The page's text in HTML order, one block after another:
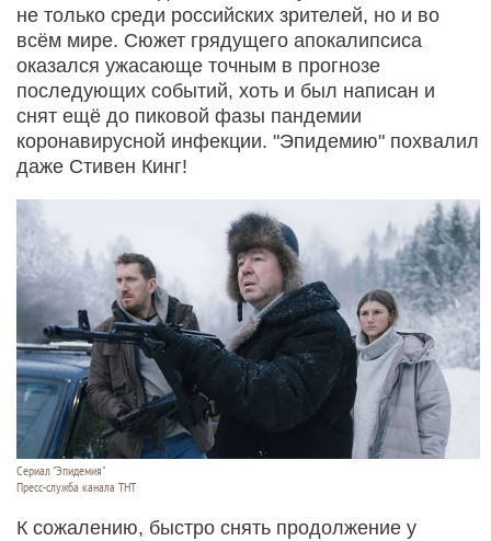
не только среди российских зрителей, но и во
всём мире. Сюжет грядущего апокалипсиса
оказался ужасающе точным в прогнозе
последующих событий, хоть и был написан и
снят ещё до пиковой фазы пандемии
коронавирусной инфекции. "Эпидемию" похвалил
даже Стивен Кинг!
Сериал "Эпидемия"
Пресс-служба канала ТНТ
К сожалению, быстро снять продолжение у